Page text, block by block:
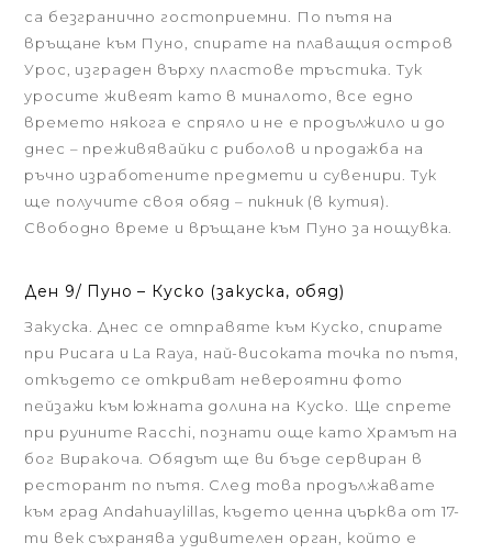
са безгранично гостоприемни. По пътя на
връщане към Пуно, спирате на плаващия остров
Урос, изграден върху пластове тръстика. Тук
уросите живеят като в миналото, все едно
времето някога е спряло и не е продължило и до
днес – преживявайки с риболов и продажба на
ръчно изработените предмети и сувенири. Тук
ще получите своя обяд – пикник (в кутия).
Свободно време и връщане към Пуно за нощувка.
Ден 9/ Пуно – Куско (закуска, обяд)
Закуска. Днес се отправяте към Куско, спирате
при Pucara и La Raya, най-високата точка по пътя,
откъдето се откриват невероятни фото
пейзажи към южната долина на Куско. Ще спрете
при руините Racchi, познати още като Храмът на
бог Виракоча. Обядът ще ви бъде сервиран в
ресторант по пътя. След това продължавате
към град Andahuaylillas, където ценна църква от 17-
ти век съхранява удивителен орган, който е